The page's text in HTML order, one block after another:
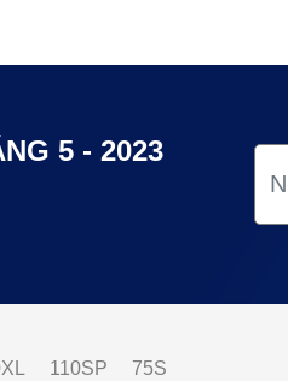
5 - 2023
110SP 75S